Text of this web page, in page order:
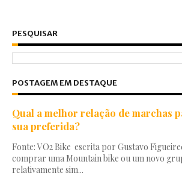
PESQUISAR
POSTAGEM EM DESTAQUE
Qual a melhor relação de marchas
sua preferida?
Fonte: VO2 Bike escrita por Gustavo
comprar uma Mountain bike ou um novo
relativamente sim...